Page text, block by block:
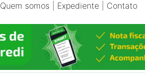
Quem somos Expediente Contato